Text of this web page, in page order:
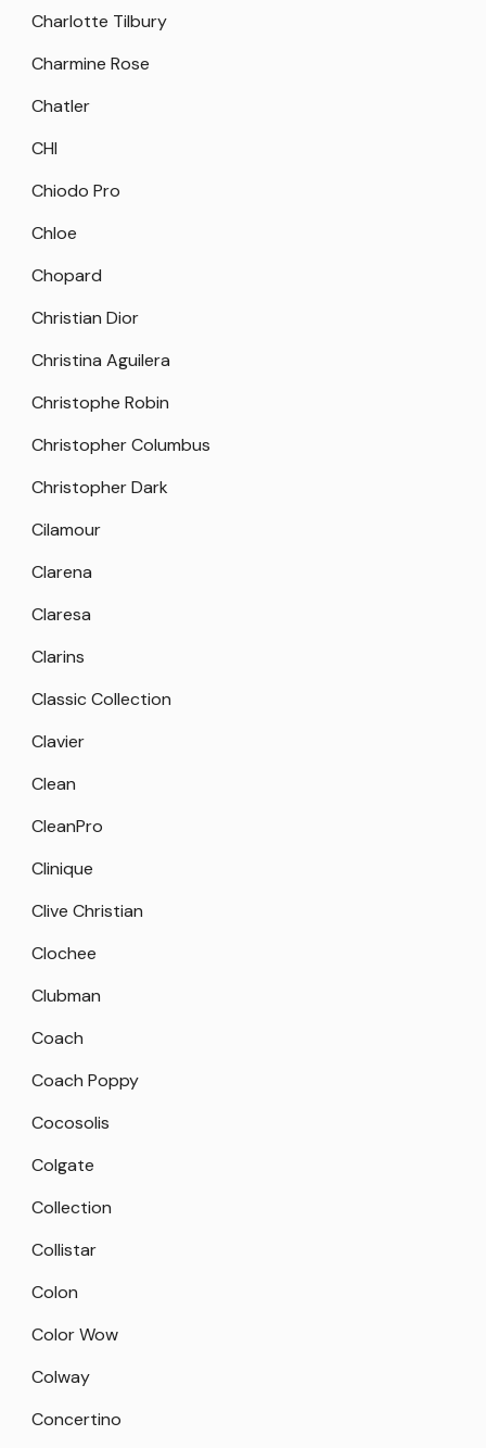
Charlotte Tilbury
Charmine Rose
Chatler
CHI
Chiodo Pro
Chloe
Chopard
Christian Dior
Christina Aguilera
Christophe Robin
Christopher Columbus
Christopher Dark
Cilamour
Clarena
Claresa
Clarins
Classic Collection
Clavier
Clean
CleanPro
Clinique
Clive Christian
Clochee
Clubman
Coach
Coach Poppy
Cocosolis
Colgate
Collection
Collistar
Colon
Color Wow
Colway
Concertino